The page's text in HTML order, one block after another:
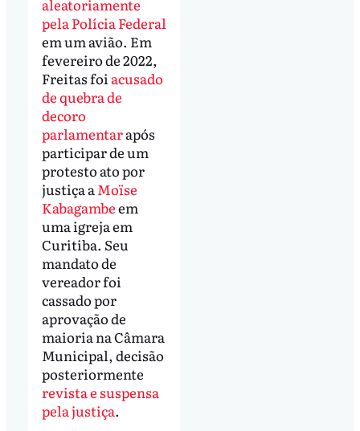
aleatoriamente
pela Polícia Federal
em um avião. Em
fevereiro de 2022,
Freitas foi acusado
de quebra de
decoro
parlamentarapós
participar de um
protesto ato por
justiça a Moïse
Kabagambeem
uma igreja em
Curitiba. Seu
mandato de
vereador foi
cassado por
aprovação de
maioria na Câmara
Municipal, decisão
posteriormente
revista e suspensa
pela justiça.